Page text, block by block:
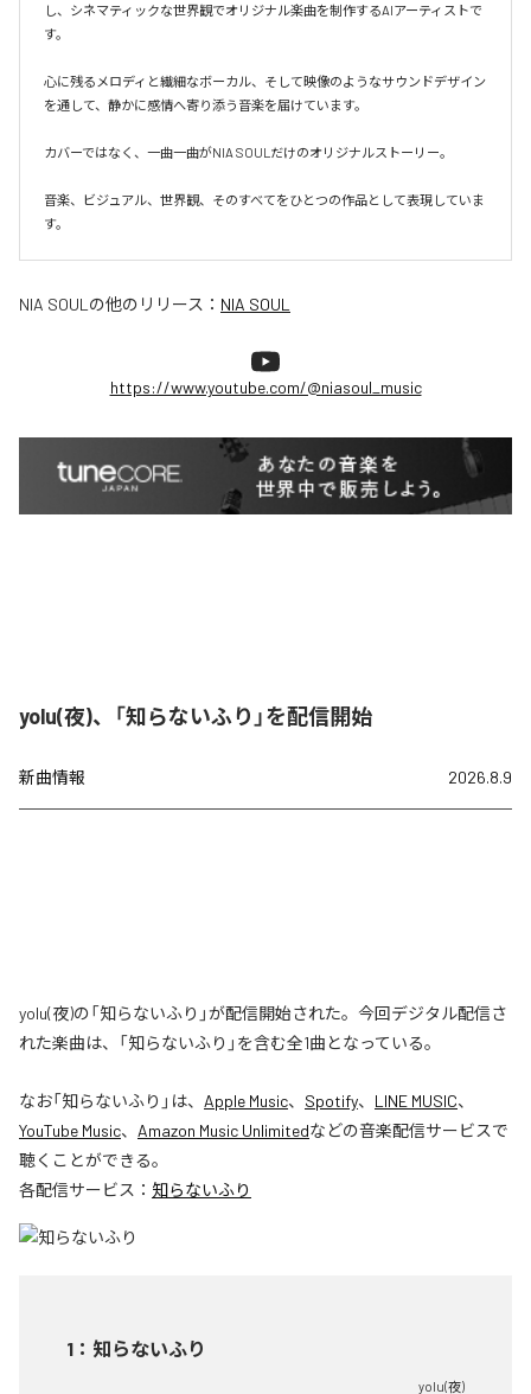
し、シネマティックな世界観でオリジナル楽曲を制作するAIアーティストで
す。
心に残るメロディと繊細なボーカル、そして映像のようなサウンドデザイン
を通して、静かに感情へ寄り添う音楽を届けています。
カバーではなく、一曲一曲がNIA SOULだけのオリジナルストーリー。
音楽、ビジュアル、世界観、そのすべてをひとつの作品として表現していま
す。
NIA SOUL の他のリリース： NIA SOUL
https://www.youtube.com/@niasoul_music
yolu(夜)、「知らないふり」を配信開始
新曲情報 2026.8.9
yolu(夜)の「知らないふり」が配信開始された。今回デジタル配信さ
れた楽曲は、「知らないふり」を含む全1曲となっている。
なお「知らないふり 」は、 Apple Music、 Spotify、 LINE MUSIC、
YouTube Music、 Amazon Music Unlimitedなどの音楽配信サービスで
聴くことができる。
各配信サービス： 知らないふり
1 ： 知らないふり
yolu(夜)